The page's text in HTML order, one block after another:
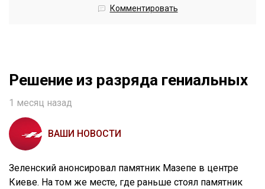
Комментировать
Решение из разряда гениальных
1 месяц назад
ВАШИ НОВОСТИ
Зеленский анонсировал памятник Мазепе в центре
Киеве. На том же месте, где раньше стоял памятник